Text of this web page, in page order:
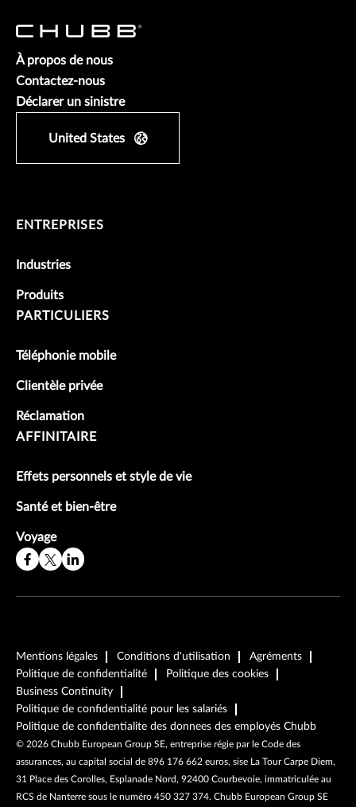
À propos de nous
Contactez-nous
Déclarer un sinistre
United States
ENTREPRISES
Industries
Produits
PARTICULIERS
Téléphonie mobile
Clientèle privée
Réclamation
AFFINITAIRE
Effets personnels et style de vie
Santé et bien-être
Voyage
Mentions légales Conditions d'utilisation
Agréments
Politique de confidentialité
Politique des cookies
Business Continuity
Politique de confidentialité pour les salariés
Politique de confidentialite des donnees des employés Chubb
© 2026 Chubb European Group SE, entreprise régie par le Code des
assurances, au capital social de 896 176 662 euros, sise La Tour Carpe Diem,
31 Place des Corolles, Esplanade Nord, 92400 Courbevoie, immatriculée au
RCS de Nanterre sous le numéro 450 327 374. Chubb European Group SE